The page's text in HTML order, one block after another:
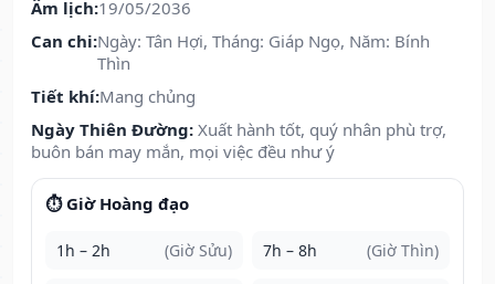
Âm lịch:19/05/2036
Can chi:Ngày: Tân Hợi, Tháng: Giáp Ngọ, Năm: Bính
Thìn
Tiết khí:Mang chủng
Ngày Thiên Đường: Xuất hành tốt, quý nhân phù trợ,
buôn bán may mắn, mọi việc đều như ý
⏱️ Giờ Hoàng đạo
1h – 2h (Giờ Sửu) 7h – 8h (Giờ Thìn)